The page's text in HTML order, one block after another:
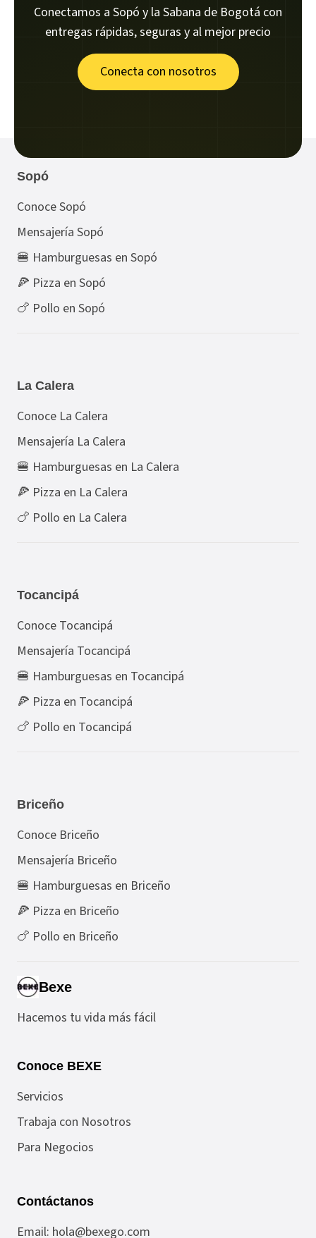
Conectamos a Sopó y la Sabana de Bogotá con
entregas rápidas, seguras y al mejor precio
Conecta con nosotros
Sopó
Conoce Sopó
Mensajería Sopó
🍔 Hamburguesas en Sopó
🍕 Pizza en Sopó
🍗 Pollo en Sopó
La Calera
Conoce La Calera
Mensajería La Calera
🍔 Hamburguesas en La Calera
🍕 Pizza en La Calera
🍗 Pollo en La Calera
Tocancipá
Conoce Tocancipá
Mensajería Tocancipá
🍔 Hamburguesas en Tocancipá
🍕 Pizza en Tocancipá
🍗 Pollo en Tocancipá
Briceño
Conoce Briceño
Mensajería Briceño
🍔 Hamburguesas en Briceño
🍕 Pizza en Briceño
🍗 Pollo en Briceño
Bexe
Hacemos tu vida más fácil
Conoce BEXE
Servicios
Trabaja con Nosotros
Para Negocios
Contáctanos
Email: hola@bexego.com